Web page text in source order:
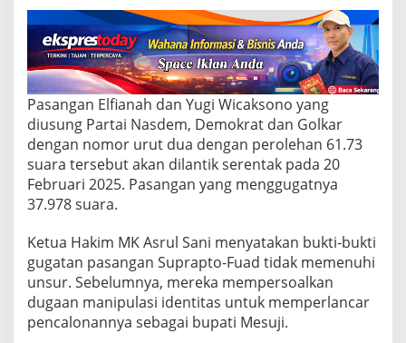
a
t
a
n
M
K
,
D
i
l
a
n
k
F
e
b
r
u
Pasangan Elfianah dan Yugi Wicaksono yang
diusung Partai Nasdem, Demokrat dan Golkar
dengan nomor urut dua dengan perolehan 61.73
suara tersebut akan dilantik serentak pada 20
Februari 2025. Pasangan yang menggugatnya
37.978 suara.
Ketua Hakim MK Asrul Sani menyatakan bukti-bukti
gugatan pasangan Suprapto-Fuad tidak memenuhi
unsur. Sebelumnya, mereka mempersoalkan
dugaan manipulasi identitas untuk memperlancar
pencalonannya sebagai bupati Mesuji.